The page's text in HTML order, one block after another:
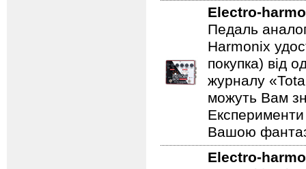
Electro-
Педаль
Harmonix
покупка) від
журналу
можуть Вам
Вашою
Electro-